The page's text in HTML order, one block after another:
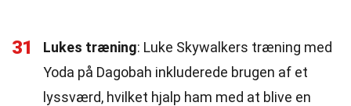
31 Lukes træning: Luke Skywalkers træning med
Yoda på Dagobah inkluderede brugen af et
lyssværd, hvilket hjalp ham med at blive en